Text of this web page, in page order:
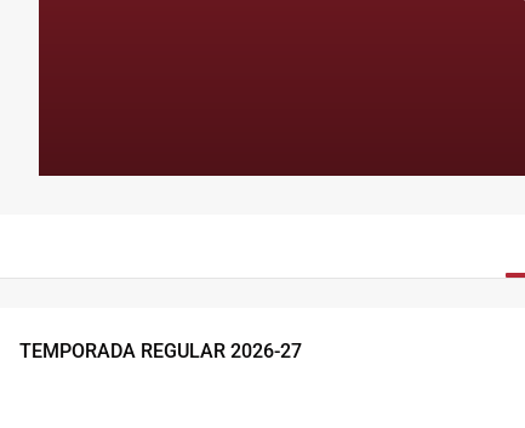
TEMPORADA REGULAR 2026-27